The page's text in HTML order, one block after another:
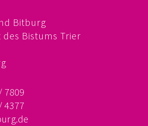
FSJ
KONZEPTION
PRÄVENTION
SCHUTZKONZEPT
Bitburg
Bistums Trier
7809
4377